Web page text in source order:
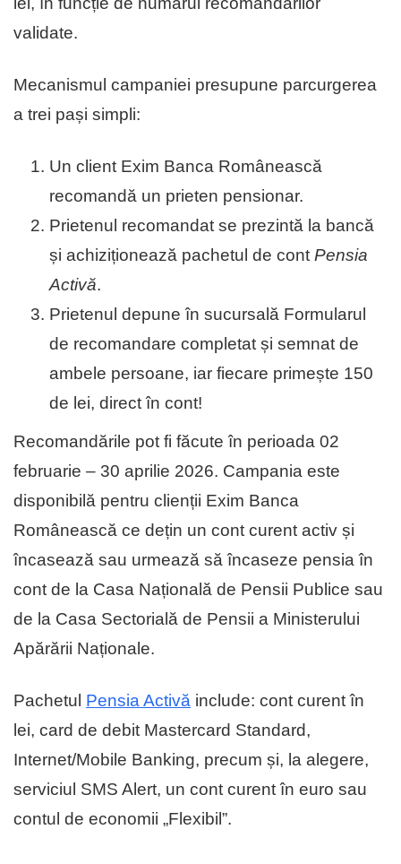
validate.
Mecanismul campaniei presupune parcurgerea
a trei pași simpli:
Un client Exim Banca Românească
recomandă un prieten pensionar.
Prietenul recomandat se prezintă la bancă
și achiziționează pachetul de cont Pensia
Activă.
Prietenul depune în sucursală Formularul
de recomandare completat și semnat de
ambele persoane, iar fiecare primește 150
de lei, direct în cont!
Recomandările pot fi făcute în perioada 02
februarie – 30 aprilie 2026. Campania este
disponibilă pentru clienții Exim Banca
Românească ce dețin un cont curent activ și
încasează sau urmează să încaseze pensia în
cont de la Casa Națională de Pensii Publice sau
de la Casa Sectorială de Pensii a Ministerului
Apărării Naționale.
Pachetul Pensia Activă include: cont curent în
lei, card de debit Mastercard Standard,
Internet/Mobile Banking, precum și, la alegere,
serviciul SMS Alert, un cont curent în euro sau
contul de economii „Flexibil”.